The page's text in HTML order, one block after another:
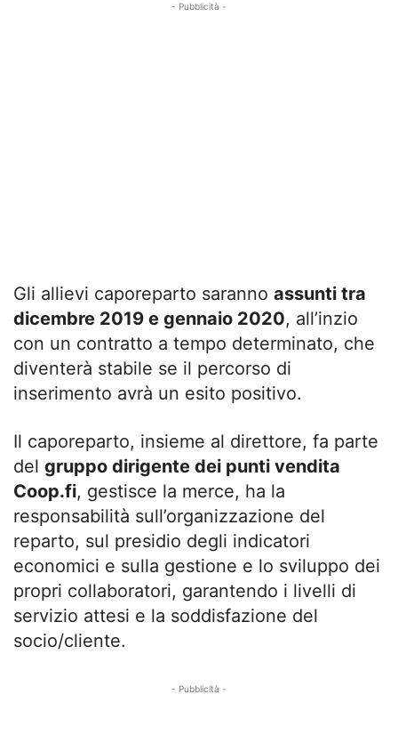
- Pubblicità -
Gli allievi caporeparto saranno assunti tra
dicembre 2019 e gennaio 2020, all’inzio
con un contratto a tempo determinato, che
diventerà stabile se il percorso di
inserimento avrà un esito positivo.
Il caporeparto, insieme al direttore, fa parte
del gruppo dirigente dei punti vendita
Coop.fi, gestisce la merce, ha la
responsabilità sull’organizzazione del
reparto, sul presidio degli indicatori
economici e sulla gestione e lo sviluppo dei
propri collaboratori, garantendo i livelli di
servizio attesi e la soddisfazione del
socio/cliente.
- Pubblicità -